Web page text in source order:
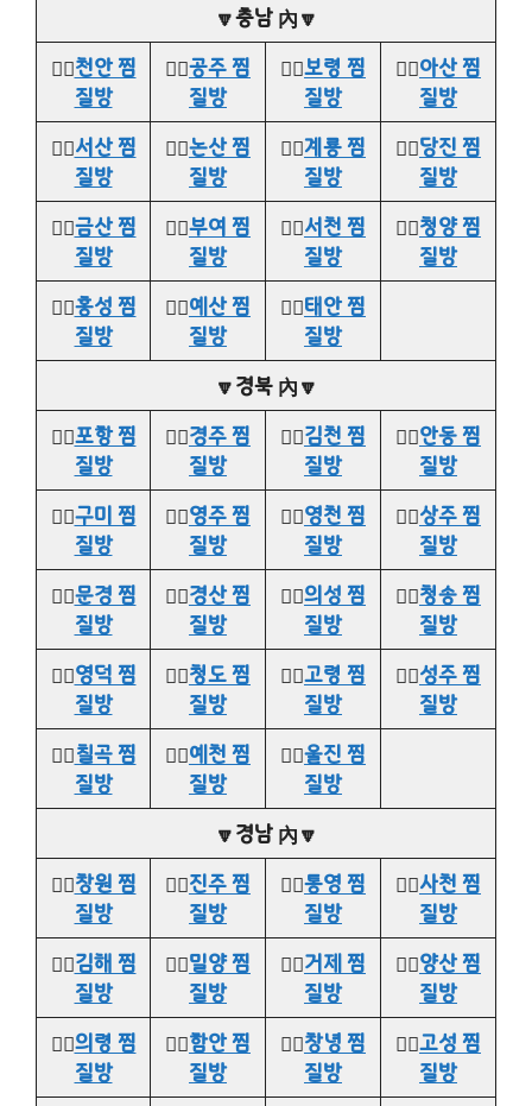
🔽충남 內🔽
👉🏻천안 찜
질방
👉🏻공주 찜
질방
👉🏻보령 찜
질방
👉🏻아산 찜
질방
👉🏻서산 찜
질방
👉🏻논산 찜
질방
👉🏻계룡 찜
질방
👉🏻당진 찜
질방
👉🏻금산 찜
질방
👉🏻부여 찜
질방
👉🏻서천 찜
질방
👉🏻청양 찜
질방
👉🏻홍성 찜
질방
👉🏻예산 찜
질방
👉🏻태안 찜
질방
🔽경북 內🔽
👉🏻포항 찜
질방
👉🏻경주 찜
질방
👉🏻김천 찜
질방
👉🏻안동 찜
질방
👉🏻구미 찜
질방
👉🏻영주 찜
질방
👉🏻영천 찜
질방
👉🏻상주 찜
질방
👉🏻문경 찜
질방
👉🏻경산 찜
질방
👉🏻의성 찜
질방
👉🏻청송 찜
질방
👉🏻영덕 찜
질방
👉🏻청도 찜
질방
👉🏻고령 찜
질방
👉🏻성주 찜
질방
👉🏻칠곡 찜
질방
👉🏻예천 찜
질방
👉🏻울진 찜
질방
🔽경남 內🔽
👉🏻창원 찜
질방
👉🏻진주 찜
질방
👉🏻통영 찜
질방
👉🏻사천 찜
질방
👉🏻김해 찜
질방
👉🏻밀양 찜
질방
👉🏻거제 찜
질방
👉🏻양산 찜
질방
👉🏻의령 찜
질방
👉🏻함안 찜
질방
👉🏻창녕 찜
질방
👉🏻고성 찜
질방